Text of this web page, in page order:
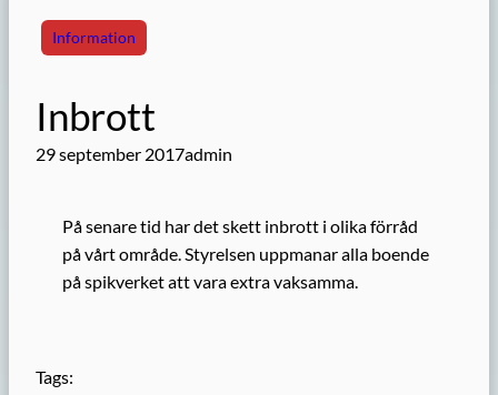
Information
Inbrott
29 september 2017admin
På senare tid har det skett inbrott i olika förråd
på vårt område. Styrelsen uppmanar alla boende
på spikverket att vara extra vaksamma.
Tags: